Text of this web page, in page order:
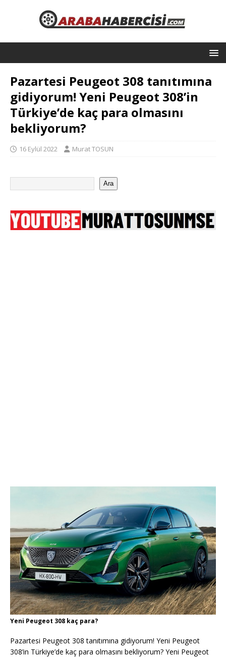
Pazartesi Peugeot 308 tanıtımına
gidiyorum! Yeni Peugeot 308’in
Türkiye’de kaç para olmasını
bekliyorum?
16 Eylül 2022 Murat TOSUN
Ara
Yeni Peugeot 308 kaç para?
Pazartesi Peugeot 308 tanıtımına gidiyorum! Yeni Peugeot
308’in Türkiye’de kaç para olmasını bekliyorum? Yeni Peugeot